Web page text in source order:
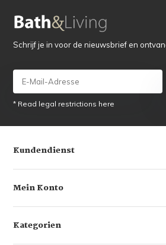
Schrijf je in voor de nieuwsbrief en
* Read legal restrictions here
Kundendienst
Mein Konto
Kategorien